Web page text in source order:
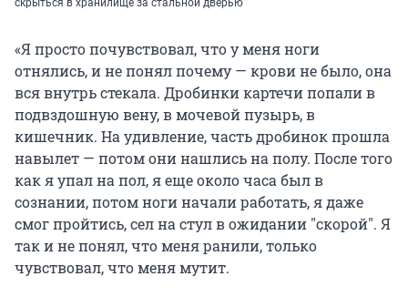
скрыться в хранилище за стальной дверью
«Я просто почувствовал, что у меня ноги
отнялись, и не понял почему — крови не было, она
вся внутрь стекала. Дробинки картечи попали в
подвздошную вену, в мочевой пузырь, в
кишечник. На удивление, часть дробинок прошла
навылет — потом они нашлись на полу. После того
как я упал на пол, я еще около часа был в
сознании, потом ноги начали работать, я даже
смог пройтись, сел на стул в ожидании "скорой". Я
так и не понял, что меня ранили, только
чувствовал, что меня мутит.